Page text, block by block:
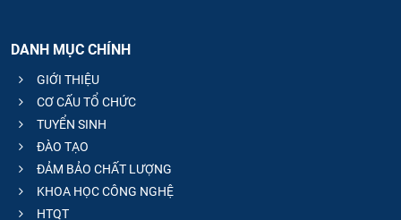
DANH MỤC CHÍNH
GIỚI THIỆU
CƠ CẤU TỔ CHỨC
TUYỂN SINH
ĐÀO TẠO
ĐẢM BẢO CHẤT LƯỢNG
KHOA HỌC CÔNG NGHỆ
HTQT